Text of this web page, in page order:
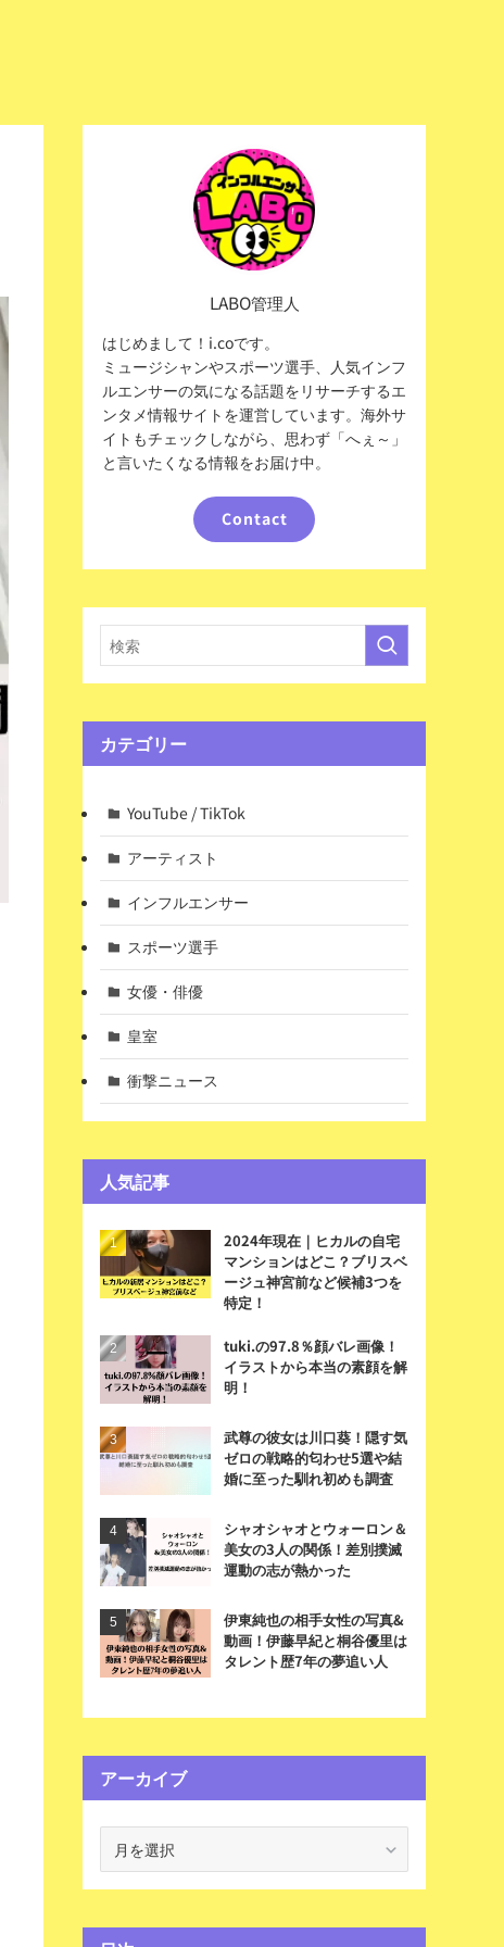
LABO管理人
はじめまして！i.coです。
ミュージシャンやスポーツ選手、人気インフ
ルエンサーの気になる話題をリサーチするエ
ンタメ情報サイトを運営しています。海外サ
イトもチェックしながら、思わず「へぇ～」
と言いたくなる情報をお届け中。
Contact
カテゴリー
YouTube / TikTok
アーティスト
インフルエンサー
スポーツ選手
女優・俳優
皇室
衝撃ニュース
人気記事
2024年現在｜ヒカルの自宅
マンションはどこ？ブリスベ
ージュ神宮前など候補3つを
特定！
tuki.の97.8％顔バレ画像！
イラストから本当の素顔を解
明！
武尊の彼女は川口葵！隠す気
ゼロの戦略的匂わせ5選や結
婚に至った馴れ初めも調査
シャオシャオとウォーロン＆
美女の3人の関係！差別撲滅
運動の志が熱かった
伊東純也の相手女性の写真&
動画！伊藤早紀と桐谷優里は
タレント歴7年の夢追い人
アーカイブ
カ
ブ